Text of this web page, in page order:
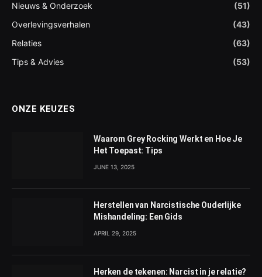
Nieuws & Onderzoek
(51)
Overlevingsverhalen
(43)
Relaties
(63)
Tips & Advies
(53)
ONZE KEUZES
Waarom Grey Rocking Werkt en Hoe Je
Het Toepast: Tips
JUNE 13, 2025
Herstellen van Narcistische Ouderlijke
Mishandeling: Een Gids
APRIL 29, 2025
Herken de tekenen: Narcist in je relatie?